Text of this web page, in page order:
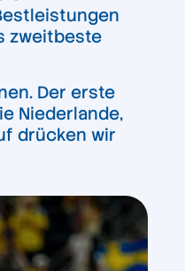
zweitbeste
Der erste
Niederlande,
drücken wir